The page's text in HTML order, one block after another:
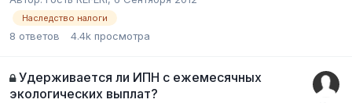
Наследство налоги
8 ответов 4.4k просмотра
Удерживается ли ИПН с ежемесячных
экологических выплат?